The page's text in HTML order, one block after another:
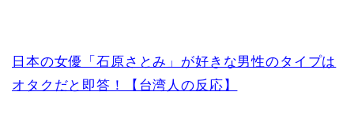
日本の女優「石原さとみ」が好きな男性のタイプは
オタクだと即答！【台湾人の反応】